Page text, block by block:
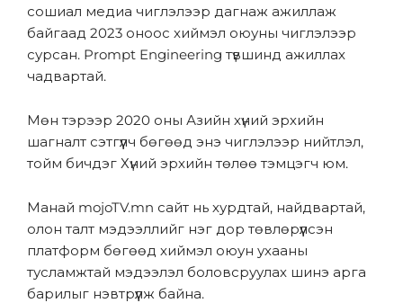
сошиал медиа чиглэлээр дагнаж ажиллаж
байгаад 2023 оноос хиймэл оюуны чиглэлээр
сурсан. Prompt Engineering түвшинд ажиллах
чадвартай.
Мөн тэрээр 2020 оны Азийн хүний эрхийн
шагналт сэтгүүлч бөгөөд энэ чиглэлээр нийтлэл,
тойм бичдэг Хүний эрхийн төлөө тэмцэгч юм.
Манай mojoTV.mn сайт нь хурдтай, найдвартай,
олон талт мэдээллийг нэг дор төвлөрүүлсэн
платформ бөгөөд хиймэл оюун ухааны
тусламжтай мэдээлэл боловсруулах шинэ арга
барилыг нэвтрүүлж байна.